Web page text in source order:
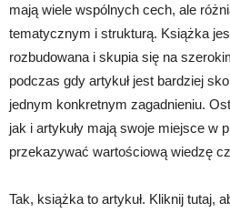
mają wiele wspólnych cech, ale
tematycznym i strukturą. Książka
rozbudowana i skupia się na
podczas gdy artykuł jest bardziej
jednym konkretnym zagadnieniu.
jak i artykuły mają swoje miejsce w
przekazywać wartościową wiedzę
Tak, książka to artykuł. Kliknij tutaj,